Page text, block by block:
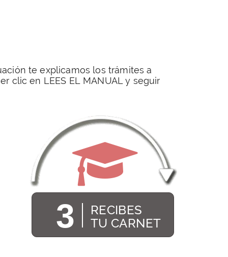
te explicamos los trámites a
clic en LEES EL MANUAL y seguir
3
RECIBES
TU CARNET